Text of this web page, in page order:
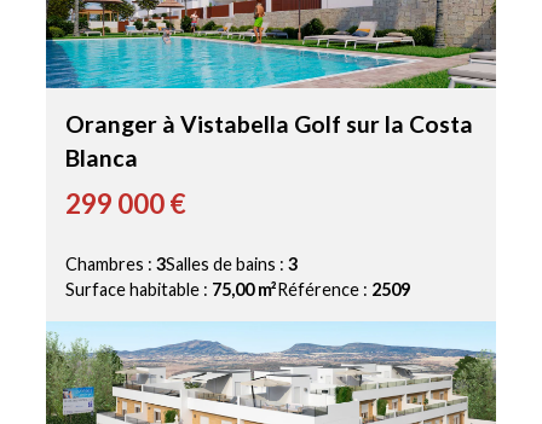
Oranger à Vistabella Golf sur la Costa
Blanca
299 000 €
Chambres :3Salles de bains :3
Surface habitable : 75,00 m²Référence : 2509